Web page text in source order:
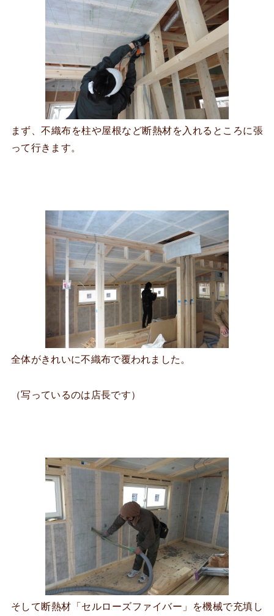
まず、不織布を柱や屋根など断熱材を入れるところに張
って行きます。
全体がきれいに不織布で覆われました。
（写っているのは店長です）
そして断熱材「セルローズファイバー」を機械で充填し